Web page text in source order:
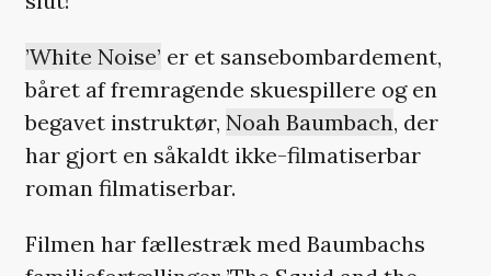
’White Noise’ er et sansebombardement,
båret af fremragende skuespillere og en
begavet instruktør, Noah Baumbach, der
har gjort en såkaldt ikke-filmatiserbar
roman filmatiserbar.
Filmen har fællestræk med Baumbachs